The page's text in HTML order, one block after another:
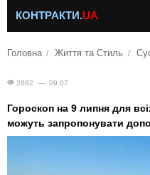
КОНТРАКТИ.UA
Головна Життя та Стиль
2882 — 09.07
Гороскоп на 9 липня для
можуть запропонувати